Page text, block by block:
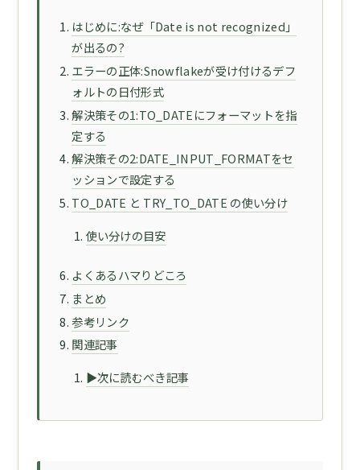
はじめに:なぜ「Date is not recognized」
が出るの?
エラーの正体:Snowflakeが受け付けるデフ
ォルトの日付形式
解決策その1:TO_DATEにフォーマットを指
定する
解決策その2:DATE_INPUT_FORMATをセ
ッションで設定する
TO_DATE と TRY_TO_DATE の使い分け
使い分けの目安
よくあるハマりどころ
まとめ
参考リンク
関連記事
▶次に読むべき記事